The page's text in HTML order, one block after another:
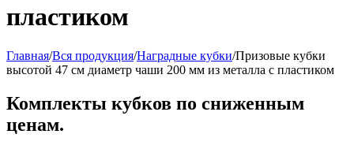
пластиком
Главная/Вся продукция/Наградные кубки/Призовые кубки
высотой 47 см диаметр чаши 200 мм из металла с пластиком
Комплекты кубков по сниженным
ценам.